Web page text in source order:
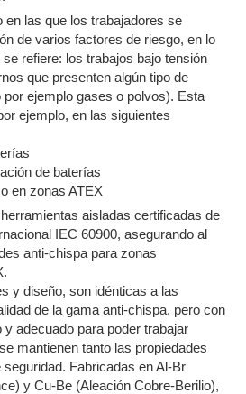
en las que los trabajadores se
de varios factores de riesgo, en lo
refiere: los trabajos bajo tensión
que presenten algún tipo de
ejemplo gases o polvos). Esta
ejemplo, en las siguientes
de baterías
en zonas ATEX
aisladas certificadas de
IEC 60900, asegurando al
anti-chispa para zonas
y diseño, son idénticas a las
de la gama anti-chispa, pero con
adecuado para poder trabajar
mantienen tanto las propiedades
Fabricadas en Al-Br
y Cu-Be (Aleación Cobre-Berilio),